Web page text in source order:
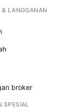
& LANGGANAN
broker
SPESIAL